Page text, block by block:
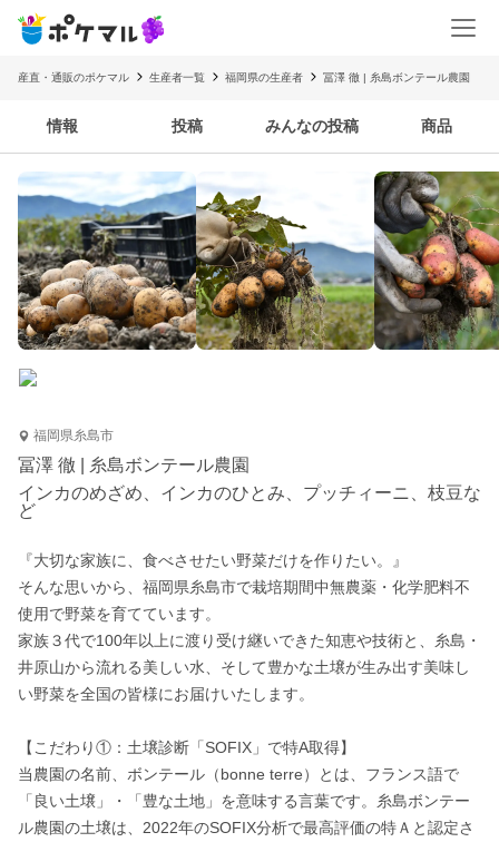
産直・通販のポケマル 生産者一覧 福岡県の生産者 冨澤 徹 | 糸島ボンテール農園
情報 投稿 みんなの投稿 商品
福岡県糸島市
冨澤 徹 | 糸島ボンテール農園
インカのめざめ、インカのひとみ、プッチィーニ、枝豆な
ど
『大切な家族に、食べさせたい野菜だけを作りたい。』
そんな思いから、福岡県糸島市で栽培期間中無農薬・化学肥料不
使用で野菜を育てています。
家族３代で100年以上に渡り受け継いできた知恵や技術と、糸島・
井原山から流れる美しい水、そして豊かな土壌が生み出す美味し
い野菜を全国の皆様にお届けいたします。
【こだわり①：土壌診断「SOFIX」で特A取得】
当農園の名前、ボンテール（bonne terre）とは、フランス語で
「良い土壌」・「豊な土地」を意味する言葉です。糸島ボンテー
ル農園の土壌は、2022年のSOFIX分析で最高評価の特Ａと認定さ